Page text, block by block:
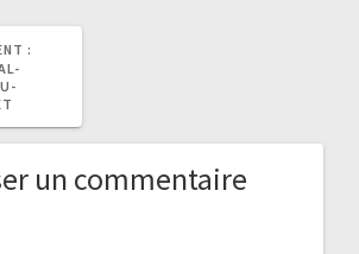
:
un commentaire